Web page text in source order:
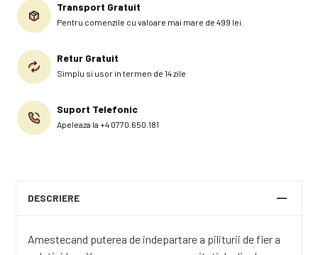
Transport Gratuit
Pentru comenzile cu valoare mai mare de 499 lei.
Retur Gratuit
Simplu si usor in termen de 14 zile
Suport Telefonic
Apeleaza la +4 0770.650.181
DESCRIERE
Amestecand puterea de indepartare a piliturii de fier a